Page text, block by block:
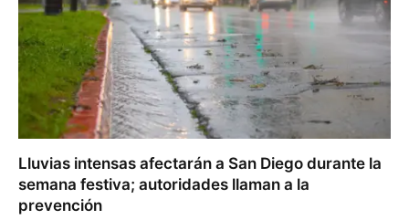
Lluvias intensas afectarán a San Diego durante la
semana festiva; autoridades llaman a la
prevención